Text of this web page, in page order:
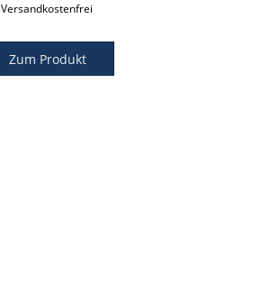
Versandkostenfrei
Zum Produkt